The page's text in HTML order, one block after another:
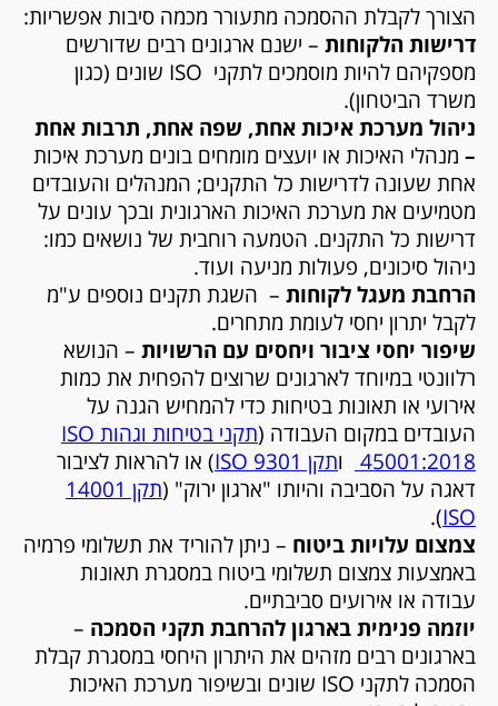
הצורך לקבלת ההסמכה מתעורר מכמה סיבות אפשריות:
דרישות הלקוחות – ישנם ארגונים רבים שדורשים
מספקיהם להיות מוסמכים לתקני ISO שונים (כגון
משרד הביטחון).
ניהול מערכת איכות אחת, שפה אחת, תרבות אחת
– מנהלי האיכות או יועצים מומחים בונים מערכת איכות
אחת שעונה לדרישות כל התקנים; המנהלים והעובדים
מטמיעים את מערכת האיכות הארגונית ובכך עונים על
דרישות כל התקנים. הטמעה רוחבית של נושאים כמו:
ניהול סיכונים, פעולות מניעה ועוד.
הרחבת מעגל לקוחות – השגת תקנים נוספים ע"מ
לקבל יתרון יחסי לעומת מתחרים.
שיפור יחסי ציבור ויחסים עם הרשויות – הנושא
רלוונטי במיוחד לארגונים שרוצים להפחית את כמות
אירועי או תאונות בטיחות כדי להמחיש הגנה על
העובדים במקום העבודה (
תקני בטיחות וגהות ISO
45001:2018
ותקן 9301 ISO) או להראות לציבור
דאגה על הסביבה והיותו "ארגון ירוק" (תקן 14001
ISO
).
צמצום עלויות ביטוח – ניתן להוריד את תשלומי פרמיה
באמצעות צמצום תשלומי ביטוח במסגרת תאונות
עבודה או אירועים סביבתיים.
יוזמה פנימית בארגון להרחבת תקני הסמכה –
בארגונים רבים מזהים את היתרון היחסי במסגרת קבלת
הסמכה לתקני ISO שונים ובשיפור מערכת האיכות